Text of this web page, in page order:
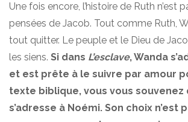
Une fois encore, l’histoire de Ruth n’est
pensées de Jacob. Tout comme Ruth,
tout quitter. Le peuple et le Dieu de
les siens. Si dans L’esclave, Wanda
et est prête à le suivre par amour
texte biblique, vous vous souvenez
s’adresse à Noémi. Son choix n’est